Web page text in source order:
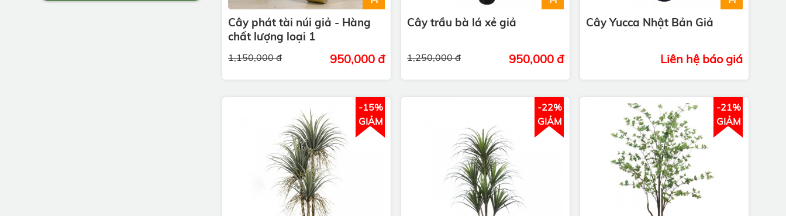
Cây phát tài núi giả - Hàng
chất lượng loại 1
1,150,000 đ 950,000 đ
Cây trầu bà lá xẻ giả
1,250,000 đ 950,000 đ
Cây Yucca Nhật Bản Giả
Liên hệ báo giá
-15%
GIẢM
-22%
GIẢM
-21%
GIẢM